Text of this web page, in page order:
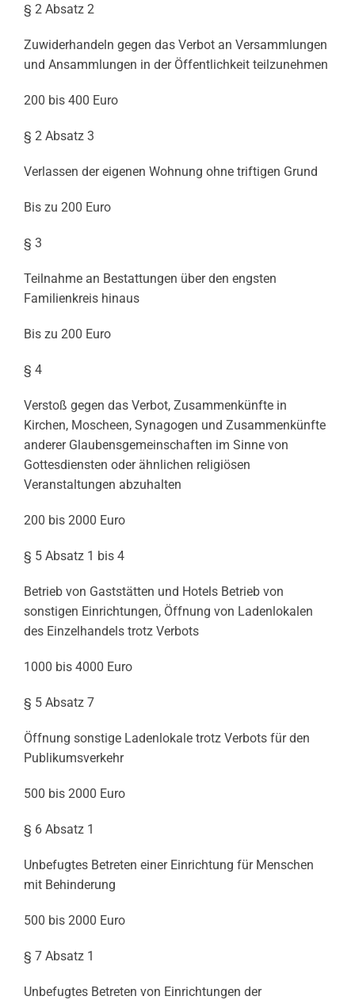
§ 2 Absatz 2
Zuwiderhandeln gegen das Verbot an Versammlungen
und Ansammlungen in der Öffentlichkeit teilzunehmen
200 bis 400 Euro
§ 2 Absatz 3
Verlassen der eigenen Wohnung ohne triftigen Grund
Bis zu 200 Euro
§ 3
Teilnahme an Bestattungen über den engsten
Familienkreis hinaus
Bis zu 200 Euro
§ 4
Verstoß gegen das Verbot, Zusammenkünfte in
Kirchen, Moscheen, Synagogen und Zusammenkünfte
anderer Glaubensgemeinschaften im Sinne von
Gottesdiensten oder ähnlichen religiösen
Veranstaltungen abzuhalten
200 bis 2000 Euro
§ 5 Absatz 1 bis 4
Betrieb von Gaststätten und Hotels Betrieb von
sonstigen Einrichtungen, Öffnung von Ladenlokalen
des Einzelhandels trotz Verbots
1000 bis 4000 Euro
§ 5 Absatz 7
Öffnung sonstige Ladenlokale trotz Verbots für den
Publikumsverkehr
500 bis 2000 Euro
§ 6 Absatz 1
Unbefugtes Betreten einer Einrichtung für Menschen
mit Behinderung
500 bis 2000 Euro
§ 7 Absatz 1
Unbefugtes Betreten von Einrichtungen der